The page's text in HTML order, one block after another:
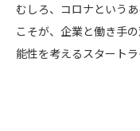
むしろ、コロナという
こそが、企業と働き手
能性を考えるスタート